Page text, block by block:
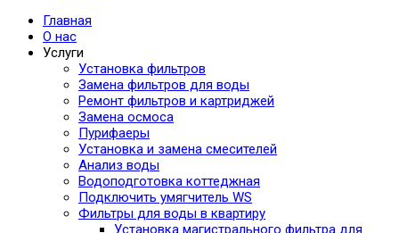
Главная
О нас
Услуги
Установка фильтров
Замена фильтров для воды
Ремонт фильтров и картриджей
Замена осмоса
Пурифаеры
Установка и замена смесителей
Анализ воды
Водоподготовка коттеджная
Подключить умягчитель WS
Фильтры для воды в квартиру
Установка магистрального фильтра для